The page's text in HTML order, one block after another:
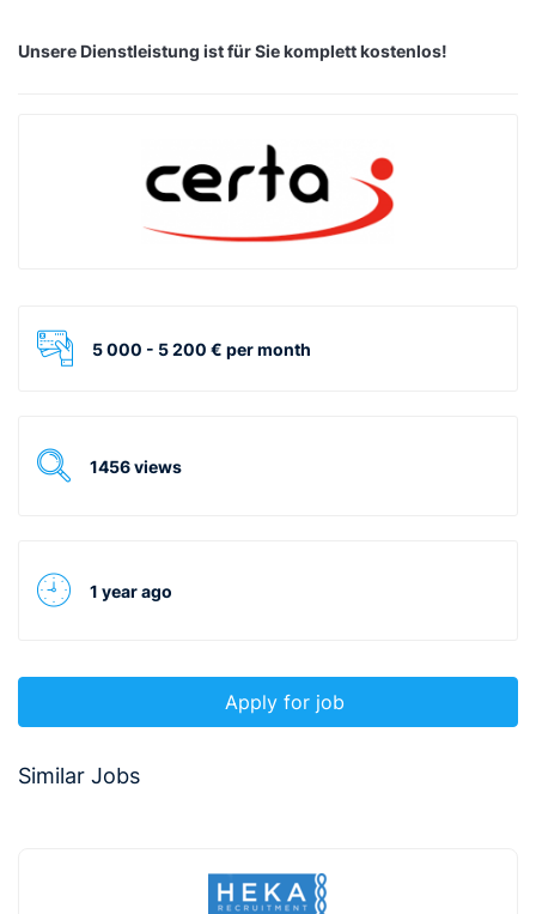
Unsere Dienstleistung ist für Sie komplett kostenlos!
5 000 - 5 200 € per month
1456 views
1 year ago
Apply for job
Similar Jobs